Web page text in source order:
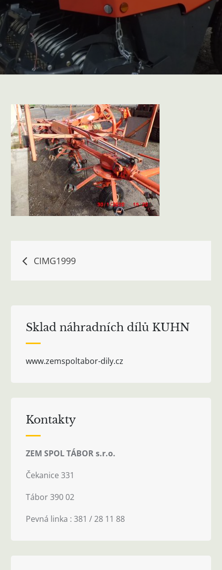
Navigace
CIMG1999
Sklad náhradních dílů KUHN
www.zemspoltabor-dily.cz
Kontakty
ZEM SPOL TÁBOR s.r.o.
Čekanice 331
Tábor 390 02
Pevná linka : 381 / 28 11 88